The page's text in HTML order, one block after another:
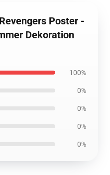
Poster -
Dekoration
100%
0%
0%
0%
0%